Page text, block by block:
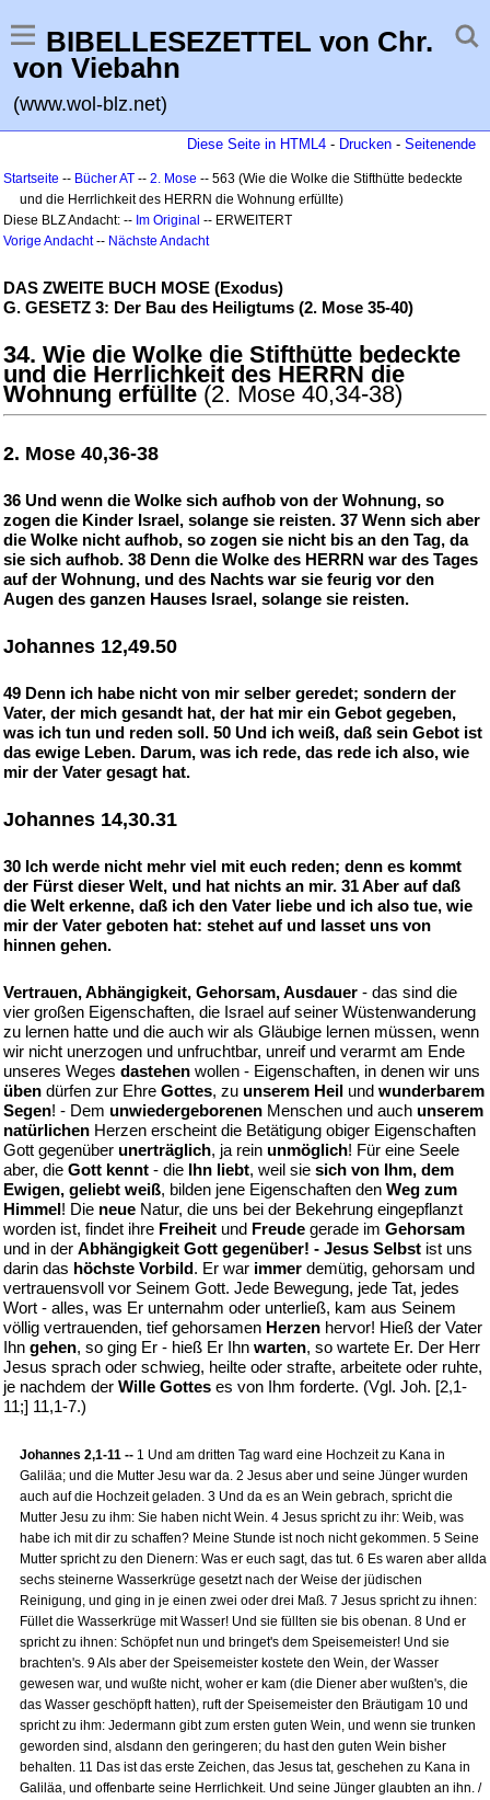
BIBELLESEZETTEL von Chr.
von Viebahn
(www.wol-blz.net)
Diese Seite in HTML4 - Drucken - Seitenende
Startseite -- Bücher AT -- 2. Mose -- 563 (Wie die Wolke die Stifthütte bedeckte
und die Herrlichkeit des HERRN die Wohnung erfüllte)
Diese BLZ Andacht: -- Im Original -- ERWEITERT
Vorige Andacht-- Nächste Andacht
DAS ZWEITE BUCH MOSE (Exodus)
G. GESETZ 3: Der Bau des Heiligtums (2. Mose 35-40)
34. Wie die Wolke die Stifthütte bedeckte
und die Herrlichkeit des HERRN die
Wohnung erfüllte (2. Mose 40,34-38)
2. Mose 40,36-38
36 Und wenn die Wolke sich aufhob von der Wohnung, so
zogen die Kinder Israel, solange sie reisten. 37 Wenn sich aber
die Wolke nicht aufhob, so zogen sie nicht bis an den Tag, da
sie sich aufhob. 38 Denn die Wolke des HERRN war des Tages
auf der Wohnung, und des Nachts war sie feurig vor den
Augen des ganzen Hauses Israel, solange sie reisten.
Johannes 12,49.50
49 Denn ich habe nicht von mir selber geredet; sondern der
Vater, der mich gesandt hat, der hat mir ein Gebot gegeben,
was ich tun und reden soll. 50 Und ich weiß, daß sein Gebot ist
das ewige Leben. Darum, was ich rede, das rede ich also, wie
mir der Vater gesagt hat.
Johannes 14,30.31
30 Ich werde nicht mehr viel mit euch reden; denn es kommt
der Fürst dieser Welt, und hat nichts an mir. 31 Aber auf daß
die Welt erkenne, daß ich den Vater liebe und ich also tue, wie
mir der Vater geboten hat: stehet auf und lasset uns von
hinnen gehen.
Vertrauen, Abhängigkeit, Gehorsam, Ausdauer - das sind die
vier großen Eigenschaften, die Israel auf seiner Wüstenwanderung
zu lernen hatte und die auch wir als Gläubige lernen müssen, wenn
wir nicht unerzogen und unfruchtbar, unreif und verarmt am Ende
unseres Weges dastehen wollen - Eigenschaften, in denen wir uns
üben dürfen zur Ehre Gottes, zu unserem Heil und wunderbarem
Segen! - Dem unwiedergeborenen Menschen und auch unserem
natürlichen Herzen erscheint die Betätigung obiger Eigenschaften
Gott gegenüber unerträglich, ja rein unmöglich! Für eine Seele
aber, die Gott kennt - die Ihn liebt, weil sie sich von Ihm, dem
Ewigen, geliebt weiß, bilden jene Eigenschaften den Weg zum
Himmel! Die neue Natur, die uns bei der Bekehrung eingepflanzt
worden ist, findet ihre Freiheit und Freude gerade im Gehorsam
und in der Abhängigkeit Gott gegenüber! - Jesus Selbst ist uns
darin das höchste Vorbild. Er war immer demütig, gehorsam und
vertrauensvoll vor Seinem Gott. Jede Bewegung, jede Tat, jedes
Wort - alles, was Er unternahm oder unterließ, kam aus Seinem
völlig vertrauenden, tief gehorsamen Herzen hervor! Hieß der Vater
Ihn gehen, so ging Er - hieß Er Ihn warten, so wartete Er. Der Herr
Jesus sprach oder schwieg, heilte oder strafte, arbeitete oder ruhte,
je nachdem der Wille Gottes es von Ihm forderte. (Vgl. Joh. [2,1-
11;] 11,1-7.)
Johannes 2,1-11 -- 1 Und am dritten Tag ward eine Hochzeit zu Kana in
Galiläa; und die Mutter Jesu war da. 2 Jesus aber und seine Jünger wurden
auch auf die Hochzeit geladen. 3 Und da es an Wein gebrach, spricht die
Mutter Jesu zu ihm: Sie haben nicht Wein. 4 Jesus spricht zu ihr: Weib, was
habe ich mit dir zu schaffen? Meine Stunde ist noch nicht gekommen. 5 Seine
Mutter spricht zu den Dienern: Was er euch sagt, das tut. 6 Es waren aber allda
sechs steinerne Wasserkrüge gesetzt nach der Weise der jüdischen
Reinigung, und ging in je einen zwei oder drei Maß. 7 Jesus spricht zu ihnen:
Füllet die Wasserkrüge mit Wasser! Und sie füllten sie bis obenan. 8 Und er
spricht zu ihnen: Schöpfet nun und bringet's dem Speisemeister! Und sie
brachten's. 9 Als aber der Speisemeister kostete den Wein, der Wasser
gewesen war, und wußte nicht, woher er kam (die Diener aber wußten's, die
das Wasser geschöpft hatten), ruft der Speisemeister den Bräutigam 10 und
spricht zu ihm: Jedermann gibt zum ersten guten Wein, und wenn sie trunken
geworden sind, alsdann den geringeren; du hast den guten Wein bisher
behalten. 11 Das ist das erste Zeichen, das Jesus tat, geschehen zu Kana in
Galiläa, und offenbarte seine Herrlichkeit. Und seine Jünger glaubten an ihn. /